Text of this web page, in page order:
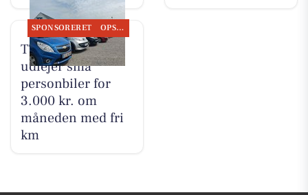
SPONSORERET OPSLAGSTAVLEN
TT CARS ApS
udlejer små
personbiler for
3.000 kr. om
måneden med fri
km